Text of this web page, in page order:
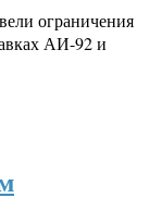
ограничения
АИ-92 и